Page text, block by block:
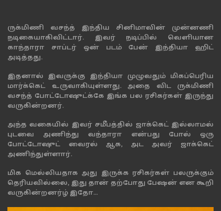
ருக்மிணி வசந்த் இந்திய சினிமாவின் முன்னணி
நடிகையாகிவிட்டார். இவர் நடிப்பில் வெளியான
காந்தாரா சாப்டர் ஒன் படம் பேன் இந்தியா ஹிட்
அடித்தது.
இதனால் இவருக்கு இந்தியா முழுவதும் மிகப்பெரிய
மார்க்கெட் உருவாகியுள்ளது. அதை விட ருக்மிணி
வசந்த் போட்டோஷுட்க்கே இங்க பல ரசிகர்கள் இருந்து
வருகின்றனர்.
அந்த வகையில் இவர் சமீபத்தில் ஜாக்கெட் இல்லாமல்
புடவை அணிந்து வந்தாரா என்பது போல் ஒரு
போட்டோஷுட் வைரல் ஆக, அட அவர் ஜாக்கெட்
அணிந்துள்ளார்.
மிக மெல்லியதாக அது இருக்க ரசிகர்கள் பலருக்கும்
தெரியவில்லை, இது தான் தற்போது பேஷன் என கூறி
வருகின்றனர்ழ் இதோ...